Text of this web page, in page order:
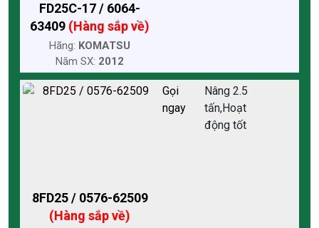
FD25C-17 / 6064-
63409 (Hàng sắp về)
Hãng: KOMATSU
Năm SX: 2012
8FD25 / 0576-62509
(Hàng sắp về)
Gọi
ngay
Nâng 2.5
tấn,Hoạt
động tốt